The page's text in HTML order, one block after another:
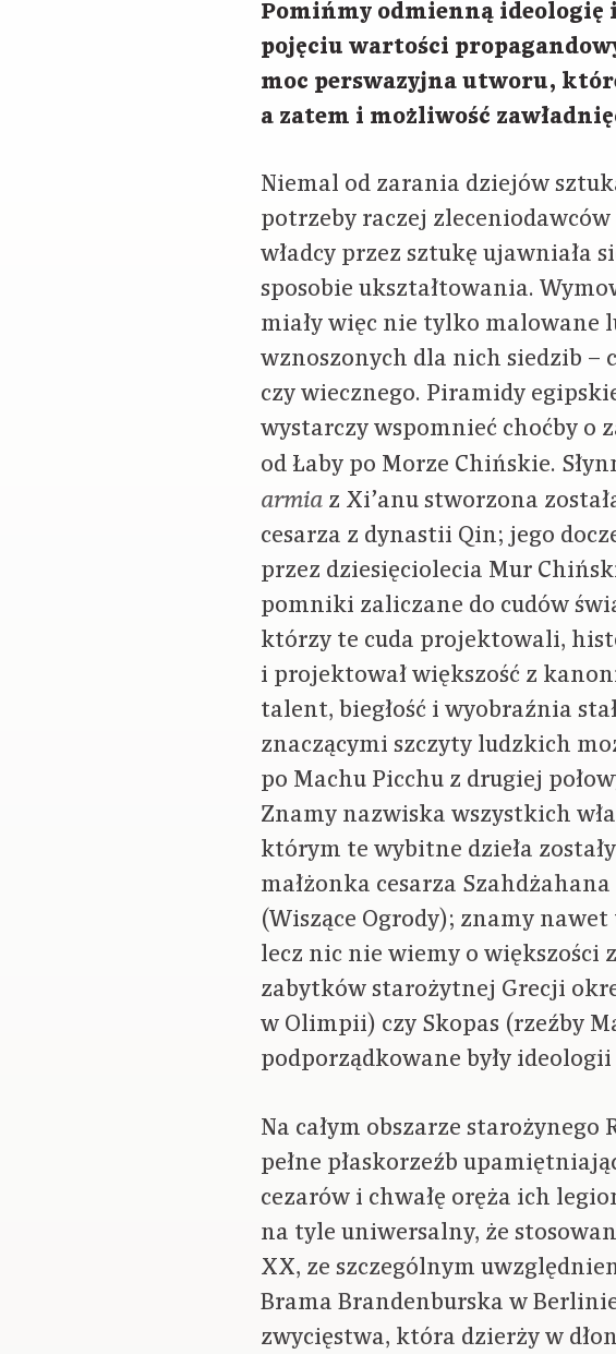
Pomińmy odmienną ideologię
pojęciu wartości
moc perswazyjna utworu,
a zatem i możliwość
Niemal od zarania dziejów
potrzeby raczej
władcy przez sztukę ujawniała
sposobie ukształtowania.
miały więc nie tylko malowane
wznoszonych dla nich siedzib –
czy wiecznego. Piramidy
wystarczy wspomnieć choćby o
od Łaby po Morze Chińskie.
armia z Xi’anu stworzona
cesarza z dynastii Qin; jego
przez dziesięciolecia Mur
pomniki zaliczane do cudów
którzy te cuda projektowali,
i projektował większość z
talent, biegłość i wyobraźnia
znaczącymi szczyty ludzkich
po Machu Picchu z drugiej
Znamy nazwiska wszystkich
którym te wybitne dzieła
małżonka cesarza
(Wiszące Ogrody); znamy
lecz nic nie wiemy o
zabytków starożytnej Grecji
w Olimpii) czy Skopas (rzeźby
podporządkowane były
Na całym obszarze
pełne płaskorzeźb
cezarów i chwałę oręża ich
na tyle uniwersalny, że
XX, ze szczególnym
Brama Brandenburska w
zwycięstwa, która dzierży w